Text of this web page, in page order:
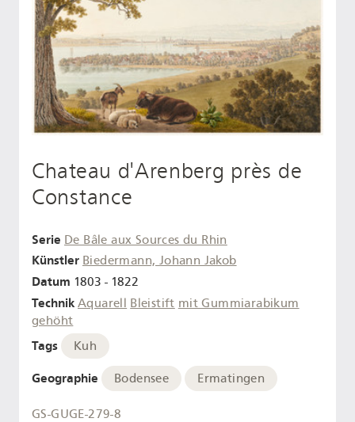
Chateau d'Arenberg près de
Constance
Serie De Bâle aux Sources du Rhin
Künstler Biedermann, Johann Jakob
Datum 1803 - 1822
Technik Aquarell Bleistift mit Gummiarabikum
gehöht
Tags Kuh
Geographie Bodensee Ermatingen
GS-GUGE-279-8